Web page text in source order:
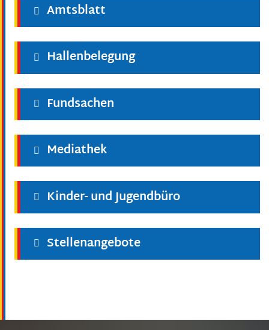
Amtsblatt
Hallenbelegung
Fundsachen
Mediathek
Kinder- und Jugendbüro
Stellenangebote